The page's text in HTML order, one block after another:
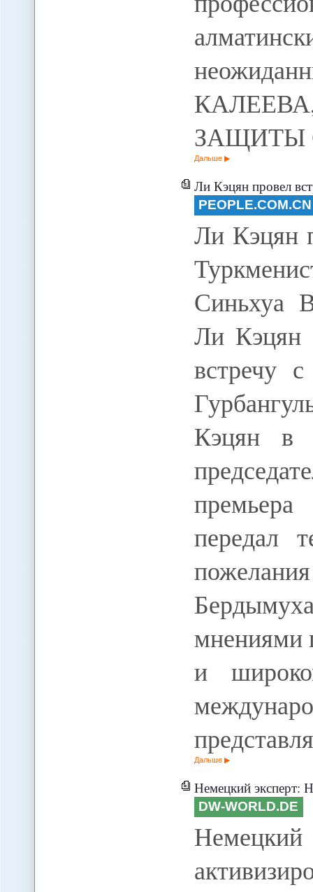
ЗАЩИТЫ
Дальше
Ли Кэцян провел
PEOPLE.COM.CN
Ли Кэцян
Синьхуа
Ли Кэцян
встречу
Кэцян в
передал
мнениями
и
Дальше
Немецкий эксперт: НАТО
DW-WORLD.DE